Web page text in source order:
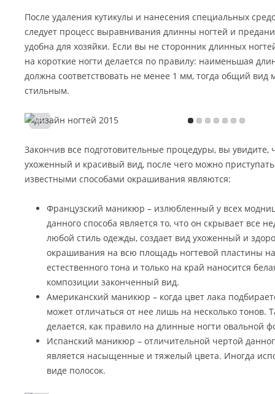
После удаления кутикулы и нанесения специальных
следует процесс выравнивания длинны ногтей и
удобна для хозяйки. Если вы не сторонник длинных
на короткие ногти делается по правилу: наименьшая
должна соответствовать не менее 1 мм, тогда общий
стильным.
Закончив все подготовительные процедуры, вы увидите,
ухоженный и красивый вид, после чего можно
известными способами окрашивания являются:
Французский маникюр – излюбленный у всех
данного способа является то, что он скрывает все
любой стиль одежды, создает вид ухоженный и
окрашивания на всю площадь ногтевой пластины
естественного тона и только на край наносится
композиции законченный вид.
Американский маникюр – когда цвет лака
может отличаться от нее лишь на несколько тонов.
делается, как правило на длинные ногти овальной
Испанский маникюр – отличительной чертой
является насыщенные и тяжелый цвета. Иногда
виде полосок.